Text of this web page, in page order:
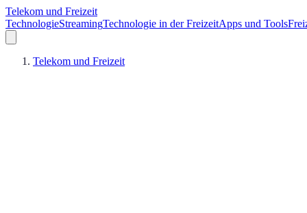
Telekom und Freizeit
TechnologieStreamingTechnologie in der FreizeitApps und Tools
Telekom und Freizeit